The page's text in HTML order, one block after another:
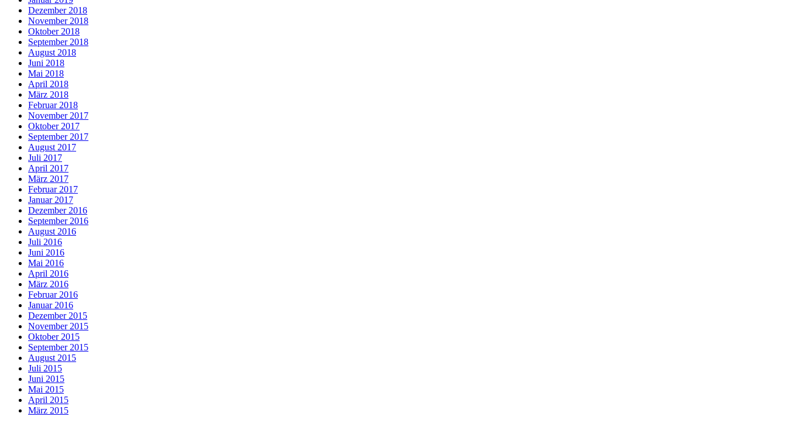
Dezember 2018
November 2018
Oktober 2018
September 2018
August 2018
Juni 2018
Mai 2018
April 2018
März 2018
Februar 2018
November 2017
Oktober 2017
September 2017
August 2017
Juli 2017
April 2017
März 2017
Februar 2017
Januar 2017
Dezember 2016
September 2016
August 2016
Juli 2016
Juni 2016
Mai 2016
April 2016
März 2016
Februar 2016
Januar 2016
Dezember 2015
November 2015
Oktober 2015
September 2015
August 2015
Juli 2015
Juni 2015
Mai 2015
April 2015
März 2015